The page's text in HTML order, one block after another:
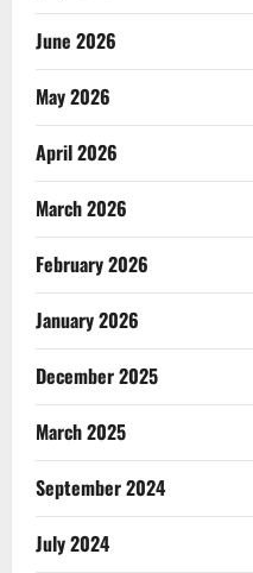
June 2026
May 2026
April 2026
March 2026
February 2026
January 2026
December 2025
March 2025
September 2024
July 2024